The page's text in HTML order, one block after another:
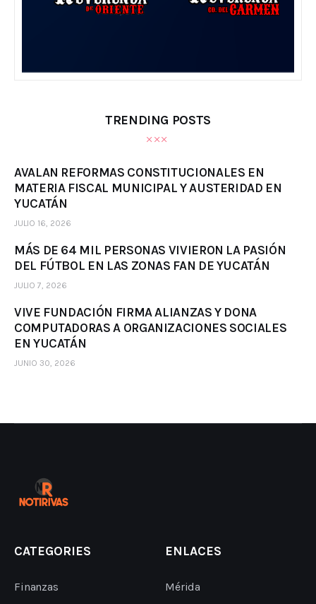
TRENDING POSTS
AVALAN REFORMAS CONSTITUCIONALES EN
MATERIA FISCAL MUNICIPAL Y AUSTERIDAD EN
YUCATÁN
JULIO 16, 2026
MÁS DE 64 MIL PERSONAS VIVIERON LA PASIÓN
DEL FÚTBOL EN LAS ZONAS FAN DE YUCATÁN
JULIO 7, 2026
VIVE FUNDACIÓN FIRMA ALIANZAS Y DONA
COMPUTADORAS A ORGANIZACIONES SOCIALES
EN YUCATÁN
JUNIO 30, 2026
CATEGORIES
Finanzas
ENLACES
Mérida